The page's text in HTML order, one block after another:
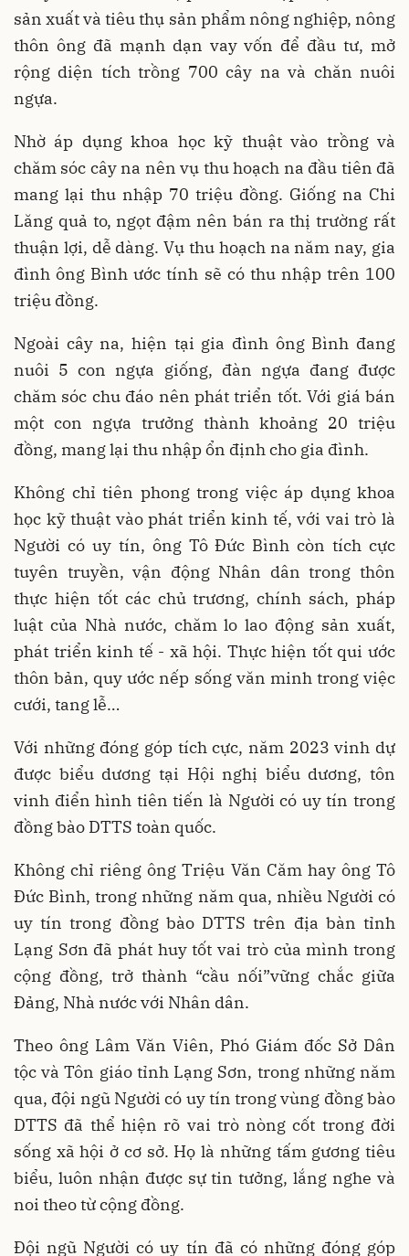
sản xuất và tiêu thụ sản phẩm nông nghiệp, nông
thôn ông đã mạnh dạn vay vốn để đầu tư, mở
rộng diện tích trồng 700 cây na và chăn nuôi
ngựa.
Nhờ áp dụng khoa học kỹ thuật vào trồng và
chăm sóc cây na nên vụ thu hoạch na đầu tiên đã
mang lại thu nhập 70 triệu đồng. Giống na Chi
Lăng quả to, ngọt đậm nên bán ra thị trường rất
thuận lợi, dễ dàng. Vụ thu hoạch na năm nay, gia
đình ông Bình ước tính sẽ có thu nhập trên 100
triệu đồng.
Ngoài cây na, hiện tại gia đình ông Bình đang
nuôi 5 con ngựa giống, đàn ngựa đang được
chăm sóc chu đáo nên phát triển tốt. Với giá bán
một con ngựa trưởng thành khoảng 20 triệu
đồng, mang lại thu nhập ổn định cho gia đình.
Không chỉ tiên phong trong việc áp dụng khoa
học kỹ thuật vào phát triển kinh tế, với vai trò là
Người có uy tín, ông Tô Đức Bình còn tích cực
tuyên truyền, vận động Nhân dân trong thôn
thực hiện tốt các chủ trương, chính sách, pháp
luật của Nhà nước, chăm lo lao động sản xuất,
phát triển kinh tế - xã hội. Thực hiện tốt qui ước
thôn bản, quy ước nếp sống văn minh trong việc
cưới, tang lễ…
Với những đóng góp tích cực, năm 2023 vinh dự
được biểu dương tại Hội nghị biểu dương, tôn
vinh điển hình tiên tiến là Người có uy tín trong
đồng bào DTTS toàn quốc.
Không chỉ riêng ông Triệu Văn Căm hay ông Tô
Đức Bình, trong những năm qua, nhiều Người có
uy tín trong đồng bào DTTS trên địa bàn tỉnh
Lạng Sơn đã phát huy tốt vai trò của mình trong
cộng đồng, trở thành “cầu nối”vững chắc giữa
Đảng, Nhà nước với Nhân dân.
Theo ông Lâm Văn Viên, Phó Giám đốc Sở Dân
tộc và Tôn giáo tỉnh Lạng Sơn, trong những năm
qua, đội ngũ Người có uy tín trong vùng đồng bào
DTTS đã thể hiện rõ vai trò nòng cốt trong đời
sống xã hội ở cơ sở. Họ là những tấm gương tiêu
biểu, luôn nhận được sự tin tưởng, lắng nghe và
noi theo từ cộng đồng.
Đội ngũ Người có uy tín đã có những đóng góp